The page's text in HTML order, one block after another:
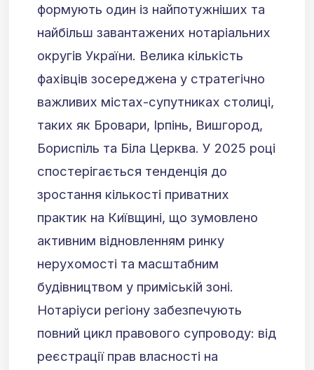
формують один із найпотужніших та
найбільш завантажених нотаріальних
округів України. Велика кількість
фахівців зосереджена у стратегічно
важливих містах-супутниках столиці,
таких як Бровари, Ірпінь, Вишгород,
Бориспіль та Біла Церква. У 2025 році
спостерігається тенденція до
зростання кількості приватних
практик на Київщині, що зумовлено
активним відновленням ринку
нерухомості та масштабним
будівництвом у приміській зоні.
Нотаріуси регіону забезпечують
повний цикл правового супроводу: від
реєстрації прав власності на